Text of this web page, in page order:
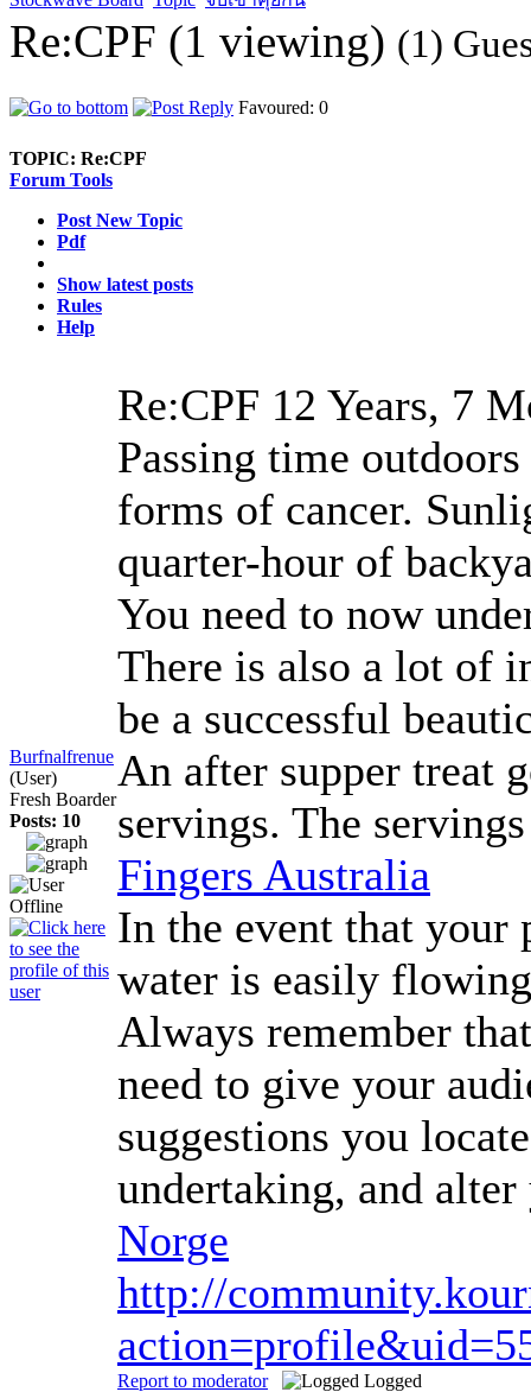
Re:CPF (1 viewing) (1)
Favoured: 0
TOPIC: Re:CPF
Forum Tools
Post New Topic
Pdf
Show latest posts
Rules
Help
Burfnalfrenue
(User)
Fresh Boarder
Posts: 10
Re:CPF 12 Years, 7
Passing time
forms of cancer.
quarter-hour of
You need to now
There is also a lot of
be a successful
An after supper treat
servings. The
Fingers Australia
In the event that your
water is easily
Always remember
need to give your
suggestions you
undertaking, and
Norge
http://
Report to moderator Logged